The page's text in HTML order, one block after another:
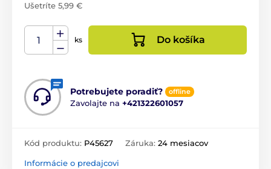
Ušetríte 5,99 €
ks Do košíka
Potrebujete poradiť? offline
Zavolajte na +421322601057
Kód produktu: P45627 Záruka: 24 mesiacov
Informácie o predajcovi